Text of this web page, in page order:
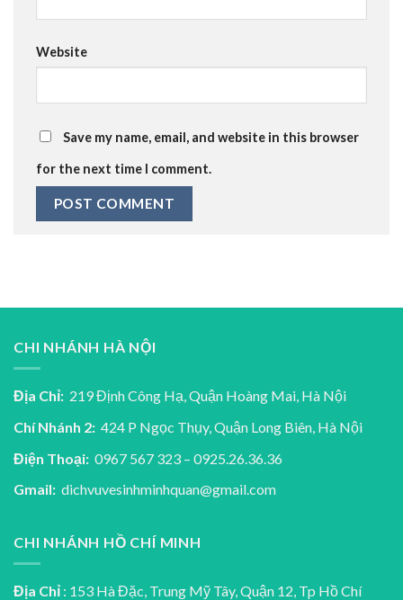
Website
Save my name, email, and website in this browser
for the next time I comment.
CHI NHÁNH HÀ NỘI
Địa Chỉ: 219 Định Công Hạ, Quận Hoàng Mai, Hà Nội
Chí Nhánh 2: 424 P Ngọc Thụy, Quận Long Biên, Hà Nội
Điện Thoại: 0967 567 323 – 0925.26.36.36
Gmail: dichvuvesinhminhquan@gmail.com
CHI NHÁNH HỒ CHÍ MINH
Địa Chỉ : 153 Hà Đặc, Trung Mỹ Tây, Quận 12, Tp Hồ Chí